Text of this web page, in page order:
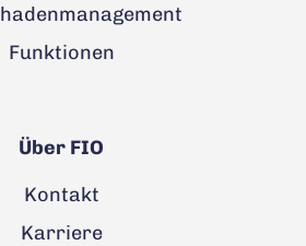
Funktionen
Über FIO
Kontakt
Karriere